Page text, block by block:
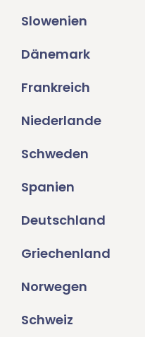
Slowenien
Dänemark
Frankreich
Niederlande
Schweden
Spanien
Deutschland
Griechenland
Norwegen
Schweiz